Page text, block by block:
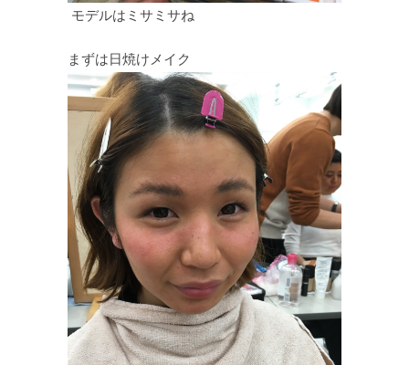
モデルはミサミサね
まずは日焼けメイク